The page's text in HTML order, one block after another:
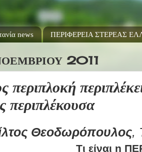
news ΠΕΡΙΦΕΡΕΙΑ ΣΤΕΡΕΑΣ
2011
περιπλοκή
περιπλέκουσα
Θεοδωρόπουλος,
Τι είναι η